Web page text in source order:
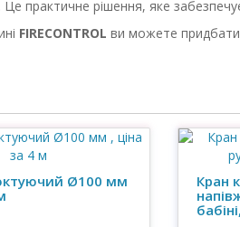
практичне рішення, яке
FIRECONTROL ви можете придбати
Ø100 мм
Кран